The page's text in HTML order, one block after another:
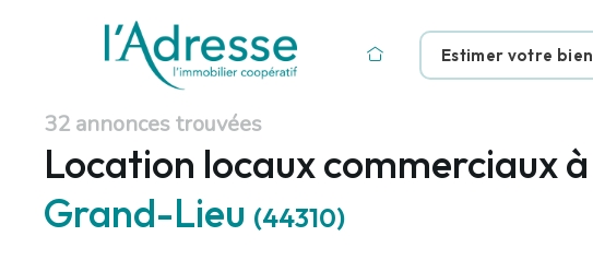
Estimer votre bien
32 annonces trouvées
Location locaux commerciaux à
Grand-Lieu (44310)